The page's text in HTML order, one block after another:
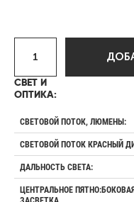
СВЕТ И
ОПТИКА:
СВЕТОВОЙ ПОТОК, ЛЮМЕНЫ:
СВЕТОВОЙ ПОТОК КРАСНЫЙ
ДАЛЬНОСТЬ СВЕТА:
ЦЕНТРАЛЬНОЕ